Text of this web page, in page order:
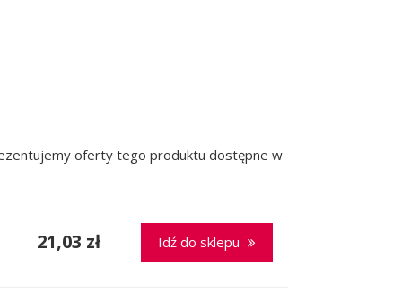
oferty tego produktu dostępne w
21,03 zł Idź do sklepu